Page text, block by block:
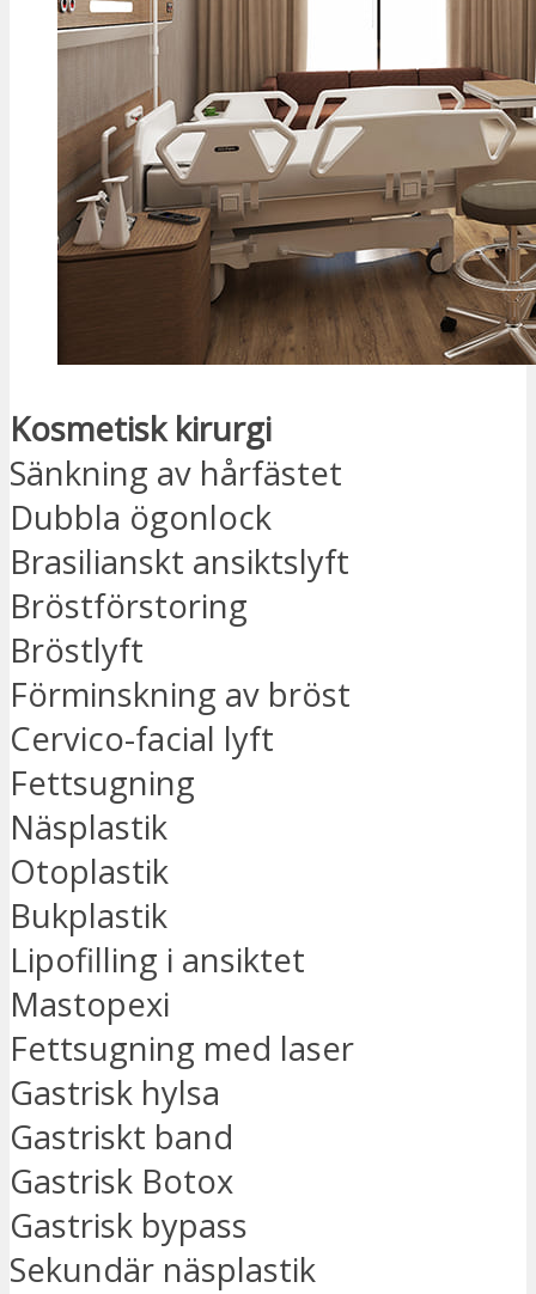
Kosmetisk kirurgi
Sänkning av hårfästet
Dubbla ögonlock
Brasilianskt ansiktslyft
Bröstförstoring
Bröstlyft
Förminskning av bröst
Cervico-facial lyft
Fettsugning
Näsplastik
Otoplastik
Bukplastik
Lipofilling i ansiktet
Mastopexi
Fettsugning med laser
Gastrisk hylsa
Gastriskt band
Gastrisk Botox
Gastrisk bypass
Sekundär näsplastik